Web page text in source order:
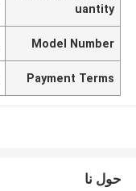
uantity
Model Number
Payment Terms
حول نا